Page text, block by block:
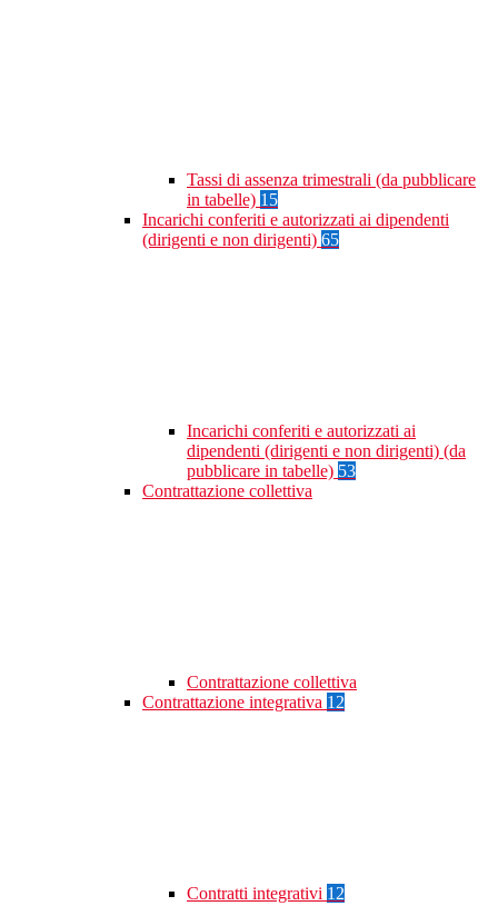
Tassi di assenza trimestrali (da pubblicare
in tabelle) 15
Incarichi conferiti e autorizzati ai dipendenti
(dirigenti e non dirigenti) 65
Incarichi conferiti e autorizzati ai
dipendenti (dirigenti e non dirigenti) (da
pubblicare in tabelle) 53
Contrattazione collettiva
Contrattazione collettiva
Contrattazione integrativa 12
Contratti integrativi 12